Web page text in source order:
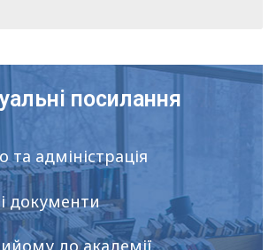
посилання
та адміністрація
документи
до академії